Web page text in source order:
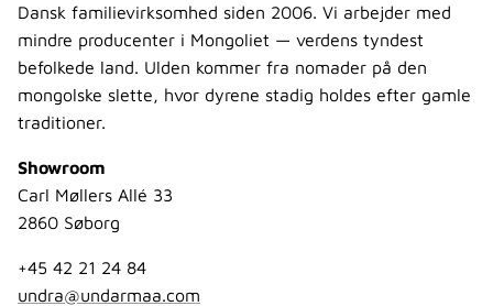
Dansk familievirksomhed siden 2006. Vi arbejder med
mindre producenter i Mongoliet — verdens tyndest
befolkede land. Ulden kommer fra nomader på den
mongolske slette, hvor dyrene stadig holdes efter gamle
traditioner.
Showroom
Carl Møllers Allé 33
2860 Søborg
+45 42 21 24 84
undra@undarmaa.com